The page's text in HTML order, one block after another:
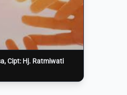
Cipt: Hj. Ratmiwati